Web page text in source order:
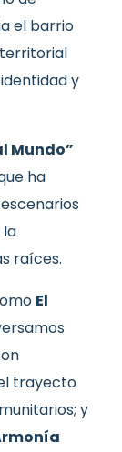
el barrio
y
Mundo”
ha
la
raíces.
El
trayecto
y